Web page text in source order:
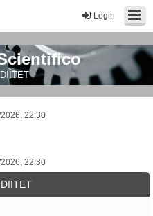
Login
22:30
22:30